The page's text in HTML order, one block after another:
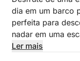
dia em um barco
perfeita para
nadar em uma
Ler mais